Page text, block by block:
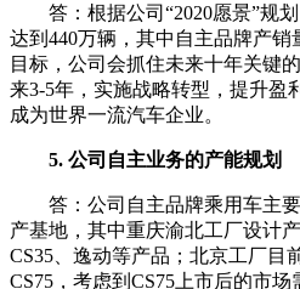
答：根据公司“2020愿景”规
达到440万辆，其中自主品牌产销
目标，公司会抓住未来十年关键
来3-5年，实施战略转型，提升盈
成为世界一流汽车企业。
5. 公司自主业务的产能规划
答：公司自主品牌乘用车主
产基地，其中重庆渝北工厂设计
CS35、逸动等产品；北京工厂目
CS75，考虑到CS75上市后的市